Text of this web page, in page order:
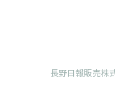
長野日報販売株